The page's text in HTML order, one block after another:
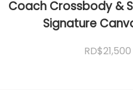
Coach Crossbody &
Signature
RD$21,500